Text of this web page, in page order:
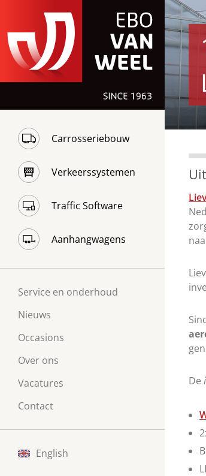
Carrosseriebouw
Verkeerssystemen
Traffic Software
Aanhangwagens
Service en onderhoud
Nieuws
Occasions
Over ons
Vacatures
Contact
English
De